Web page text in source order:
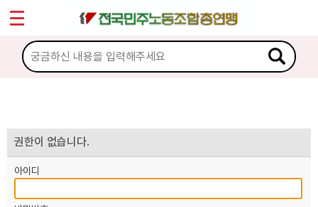
권한이 없습니다.
아이디
마이페이지
소개
노동상담
자료